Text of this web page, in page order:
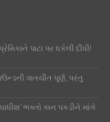
પાટા પર ધકેલી દીધી!
વાતચીત પૂર્ણ, પરંતુ
ભક્તો કાન પકડીને માંગે